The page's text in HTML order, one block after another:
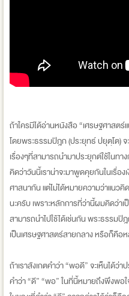
ถ้าใครมีได้อ่านหนังสือ “เศรษฐศาสต
โดยพระธรรมปิฎก (ประยุทธ์ ปยุตฺโต)
เรื่องๆที่สามารถนำมาประยุกต์ใช้ในทา
คิดว่าวันนี้เราน่าจะมาพูดคุยกันในเรื่
ศาสนากัน แต่ไม่ได้หมายความว่าแนว
นะครับ เพราะหลักการที่ว่านี้ผมคิดว่
สามารถนำไปใช้ได้เช่นกัน พระธรรม
เป็นเศรษฐศาสตร์สายกลาง หรือก็คือ
ถ้าเราสังเกตคำว่า “พอดี” จะเห็นได้ว่
คำว่า “ดี” “พอ” ในที่นี้หมายถึงพึงพอ